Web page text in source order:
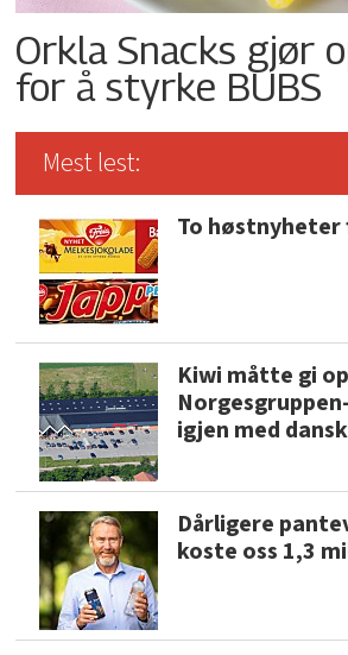
Orkla Snacks gjør
for å styrke BUBS
Mest lest:
To høstnyheter
Kiwi måtte gi
igjen med
Dårligere
koste oss 1,3